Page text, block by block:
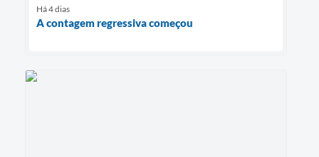
Há 4 dias
A contagem regressiva começou